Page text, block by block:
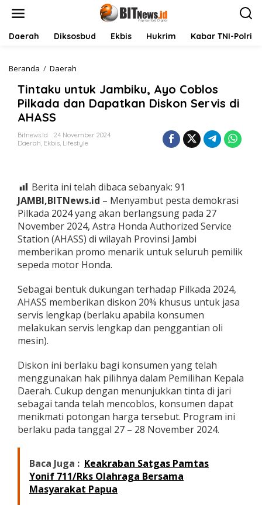
Daerah Diksosbud Ekbis Hukrim Kabar TNI-Polri
Beranda / Daerah
n
t
a
u
u
k
a
m
b
i
u
,
y
o
o
b
s
i
l
k
a
d
a
n
D
a
Tintaku untuk Jambiku, Ayo Coblos
Pilkada dan Dapatkan Diskon Servis di
AHASS
Bitnews.id
24 November 2024
Daerah, Ekbis, Lifestyle
Berita ini telah dibaca sebanyak: 91
JAMBI,BITNews.id – Menyambut pesta demokrasi
Pilkada 2024 yang akan berlangsung pada 27
November 2024, Astra Honda Authorized Service
Station (AHASS) di wilayah Provinsi Jambi
memberikan promo menarik untuk seluruh pemilik
sepeda motor Honda.
Sebagai bentuk dukungan terhadap Pilkada 2024,
AHASS memberikan diskon 20% khusus untuk jasa
servis lengkap (berlaku apabila konsumen
melakukan servis lengkap dan penggantian oli
mesin).
Diskon ini berlaku bagi konsumen yang telah
menggunakan hak pilihnya dalam Pemilihan Kepala
Daerah. Cukup dengan menunjukkan tinta di jari
sebagai tanda telah mencoblos, konsumen dapat
menikmati potongan harga tersebut. Program ini
berlaku pada tanggal 27 – 28 November 2024.
Baca Juga : Keakraban Satgas Pamtas
Yonif 711/Rks Olahraga Bersama
Masyarakat Papua